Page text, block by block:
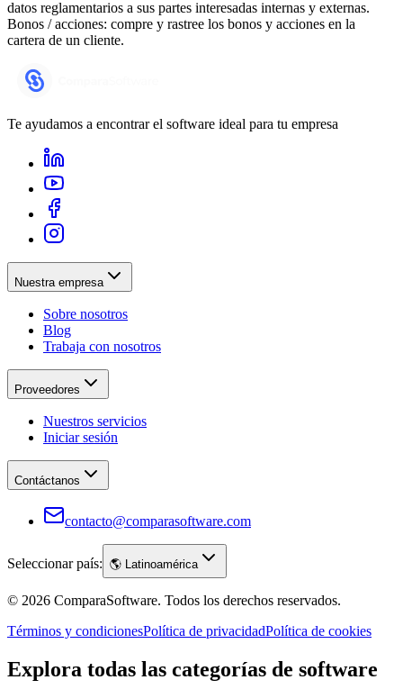
datos reglamentarios a sus partes interesadas internas y externas.
Bonos / acciones: compre y rastree los bonos y acciones en la
cartera de un cliente.
Te ayudamos a encontrar el software ideal para tu empresa
Nuestra empresa
Sobre nosotros
Blog
Trabaja con nosotros
Proveedores
Nuestros servicios
Iniciar sesión
Contáctanos
contacto@comparasoftware.com
Seleccionar país: 🌎 Latinoamérica
© 2026 ComparaSoftware. Todos los derechos reservados.
Términos y condicionesPolítica de privacidadPolítica de cookies
Explora todas las categorías de software